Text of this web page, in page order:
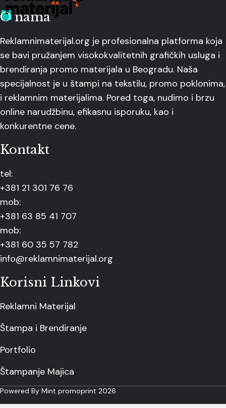
O nama
Reklamnimaterijal.org je profesionalna platforma koja
se bavi pružanjem visokokvalitetnih grafičkih usluga i
brendiranja promo materijala u Beogradu. Naša
specijalnost je u štampi na tekstilu, promo poklonima,
i reklamnim materijalima. Pored toga, nudimo i brzu
online narudžbinu, efikasnu isporuku, kao i
konkurentne cene.
Kontakt
tel:
+381 21 301 76 76
mob:
+381 63 85 41 707
mob:
+381 60 35 57 782
info@reklamnimaterijal.org
Korisni Linkovi
Reklamni Materijal
Štampa i Brendiranje
Portfolio
Štampanje Majica
Powered By Mint promoprint 2026